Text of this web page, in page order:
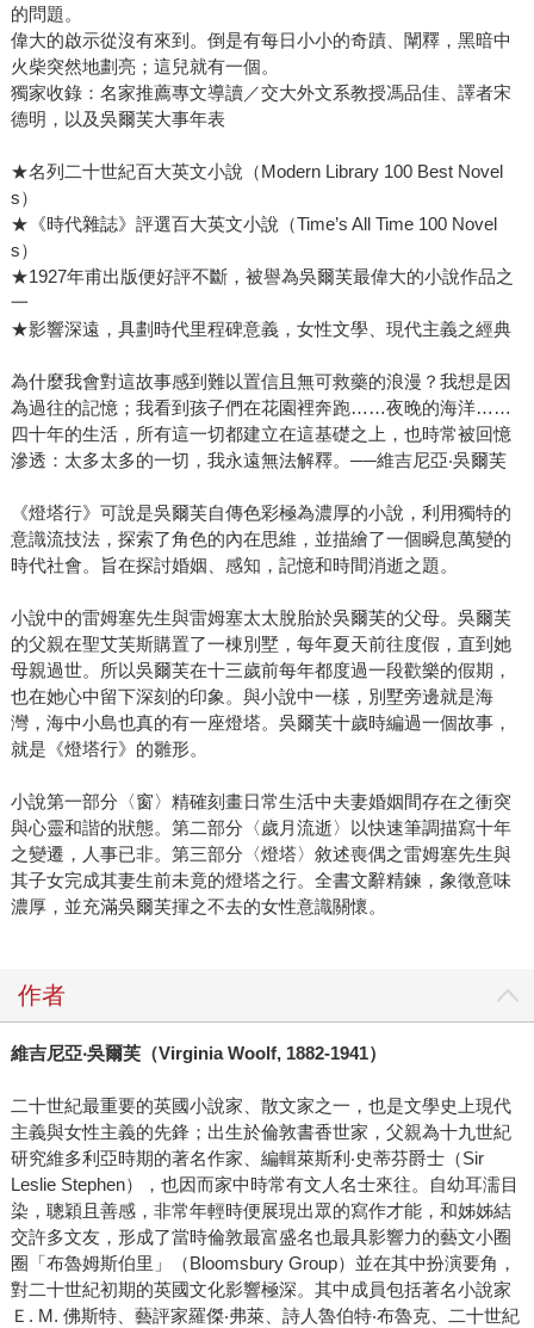
的問題。
偉大的啟示從沒有來到。倒是有每日小小的奇蹟、闡釋，黑暗中
火柴突然地劃亮；這兒就有一個。
獨家收錄：名家推薦專文導讀／交大外文系教授馮品佳、譯者宋
德明，以及吳爾芙大事年表
★名列二十世紀百大英文小說（Modern Library 100 Best Novel
s）
★《時代雜誌》評選百大英文小說（Time’s All Time 100 Novel
s）
★1927年甫出版便好評不斷，被譽為吳爾芙最偉大的小說作品之
一
★影響深遠，具劃時代里程碑意義，女性文學、現代主義之經典
為什麼我會對這故事感到難以置信且無可救藥的浪漫？我想是因
為過往的記憶；我看到孩子們在花園裡奔跑……夜晚的海洋……
四十年的生活，所有這一切都建立在這基礎之上，也時常被回憶
滲透：太多太多的一切，我永遠無法解釋。──維吉尼亞‧吳爾芙
《燈塔行》可說是吳爾芙自傳色彩極為濃厚的小說，利用獨特的
意識流技法，探索了角色的內在思維，並描繪了一個瞬息萬變的
時代社會。旨在探討婚姻、感知，記憶和時間消逝之題。
小說中的雷姆塞先生與雷姆塞太太脫胎於吳爾芙的父母。吳爾芙
的父親在聖艾芙斯購置了一棟別墅，每年夏天前往度假，直到她
母親過世。所以吳爾芙在十三歲前每年都度過一段歡樂的假期，
也在她心中留下深刻的印象。與小說中一樣，別墅旁邊就是海
灣，海中小島也真的有一座燈塔。吳爾芙十歲時編過一個故事，
就是《燈塔行》的雛形。
小說第一部分〈窗〉精確刻畫日常生活中夫妻婚姻間存在之衝突
與心靈和諧的狀態。第二部分〈歲月流逝〉以快速筆調描寫十年
之變遷，人事已非。第三部分〈燈塔〉敘述喪偶之雷姆塞先生與
其子女完成其妻生前未竟的燈塔之行。全書文辭精鍊，象徵意味
濃厚，並充滿吳爾芙揮之不去的女性意識關懷。
作者
維吉尼亞‧吳爾芙（Virginia Woolf, 1882-1941）
二十世紀最重要的英國小說家、散文家之一，也是文學史上現代
主義與女性主義的先鋒；出生於倫敦書香世家，父親為十九世紀
研究維多利亞時期的著名作家、編輯萊斯利‧史蒂芬爵士（Sir
Leslie Stephen），也因而家中時常有文人名士來往。自幼耳濡目
染，聰穎且善感，非常年輕時便展現出眾的寫作才能，和姊姊結
交許多文友，形成了當時倫敦最富盛名也最具影響力的藝文小圈
圈「布魯姆斯伯里」（Bloomsbury Group）並在其中扮演要角，
對二十世紀初期的英國文化影響極深。其中成員包括著名小說家
Ｅ. M. 佛斯特、藝評家羅傑‧弗萊、詩人魯伯特‧布魯克、二十世紀